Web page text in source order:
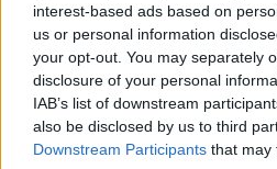
interest-based ads based on
us or personal information
your opt-out. You may separately
disclosure of your personal
IAB’s list of downstream
also be disclosed by us to third
Downstream Participants that may
Amikor aztán
mi folyik Berlinben, már
vonaton Szilvivel.
kalapácsot is, de a
szétporladtak, nem
ahogy mi sem, semmi